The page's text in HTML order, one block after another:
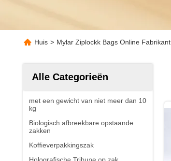
Huis > Mylar Ziplockk Bags Online Fabrikant
Alle Categorieën
met een gewicht van niet meer dan 10
kg
Biologisch afbreekbare opstaande
zakken
Koffieverpakkingszak